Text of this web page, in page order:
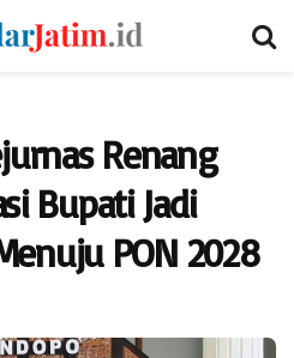
Renang
Bupati Jadi
PON 2028